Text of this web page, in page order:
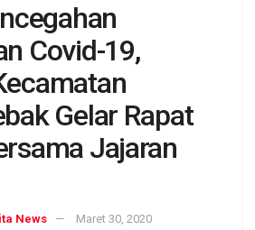
Covid-19,
Gelar Rapat
Jajaran
News Maret 30, 2020